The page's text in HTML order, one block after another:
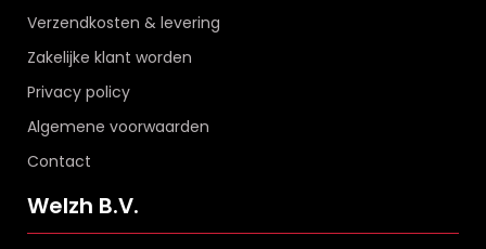
Verzendkosten & levering
Zakelijke klant worden
Privacy policy
Algemene voorwaarden
Contact
Welzh B.V.